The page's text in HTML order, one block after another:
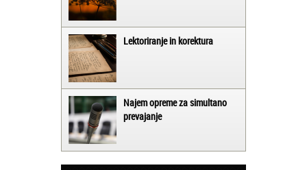
Lektoriranje in korektura
Najem opreme za simultano
prevajanje
Matjaž iz Ajdovščine:
Lahko pohvalim vse zaposlene v Akademiji
Oxford, ker so resnično profesionalni in
prevajalske storitve opravljajo hitro in